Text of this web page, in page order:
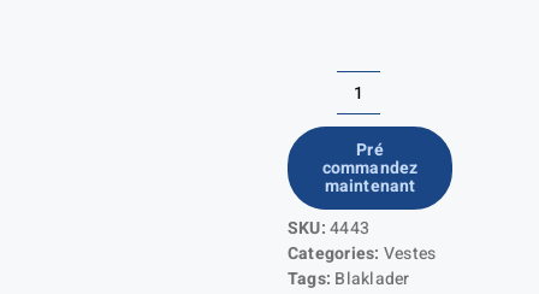
quantité
de
Industry
jacket
stretch
Women
Pré
commandez
maintenant
SKU:4443
Categories: Vestes
Tags: Blaklader